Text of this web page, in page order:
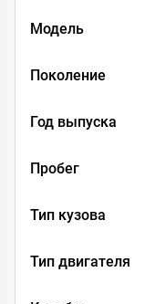
Модель
Поколение
Год выпуска
Пробег
Тип кузова
Тип двигателя